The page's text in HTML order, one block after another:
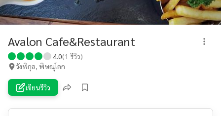
Avalon Cafe&Restaurant
4.0(1 รีวิว)
วังพิกุล, พิษณุโลก
เขียนรีวิว